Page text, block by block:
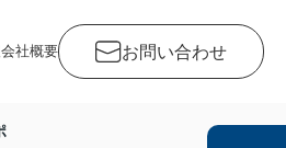
会社概要 お問い合わせ